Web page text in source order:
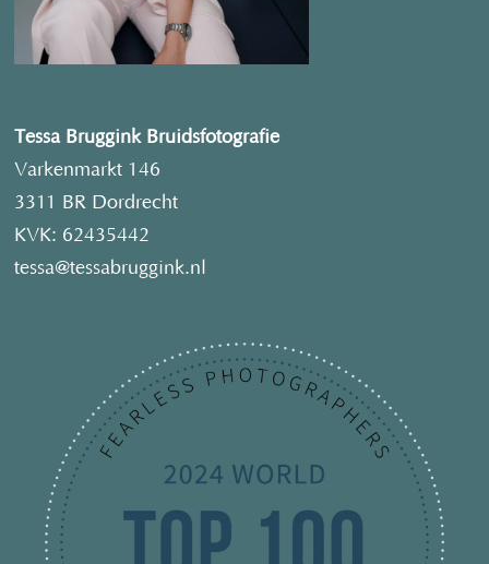
Tessa Bruggink Bruidsfotografie
Varkenmarkt 146
3311 BR Dordrecht
KVK: 62435442
tessa@tessabruggink.nl